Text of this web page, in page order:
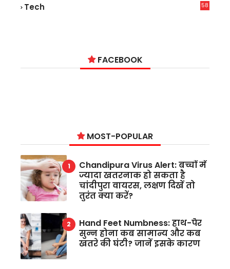
Tech
58
FACEBOOK
MOST-POPULAR
Chandipura Virus Alert: बच्चों में
ज्यादा खतरनाक हो सकता है
चांदीपुरा वायरस, लक्षण दिखें तो
तुरंत क्या करें?
Hand Feet Numbness: हाथ-पैर
सुन्न होना कब सामान्य और कब
खतरे की घंटी? जानें इसके कारण